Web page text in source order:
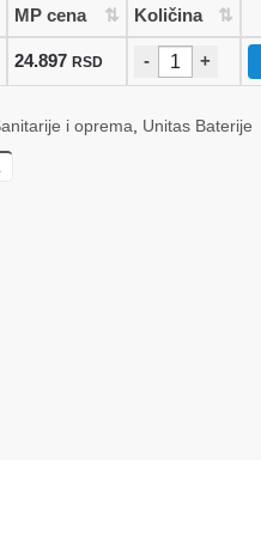
MP cena Količina
24.897RSD - +
i oprema Unitas Baterije